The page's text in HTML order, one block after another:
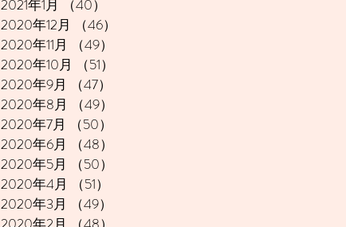
2021年1月
（40）
2020年12月
（46）
2020年11月
（49）
2020年10月
（51）
2020年9月
（47）
2020年8月
（49）
2020年7月
（50）
2020年6月
（48）
2020年5月
（50）
2020年4月
（51）
2020年3月
（49）